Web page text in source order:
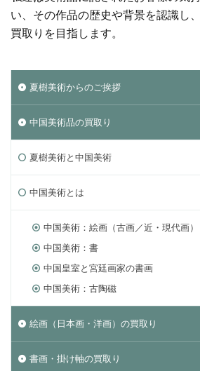
い、その作品の歴史や背景を認識し
買取りを目指します。
夏樹美術からのご挨拶
中国美術品の買取り
夏樹美術と中国美術
中国美術とは
中国美術：絵画（古画／近・現代画）
中国美術：書
中国皇室と宮廷画家の書画
中国美術：古陶磁
絵画（日本画・洋画）の買取り
書画・掛け軸の買取り